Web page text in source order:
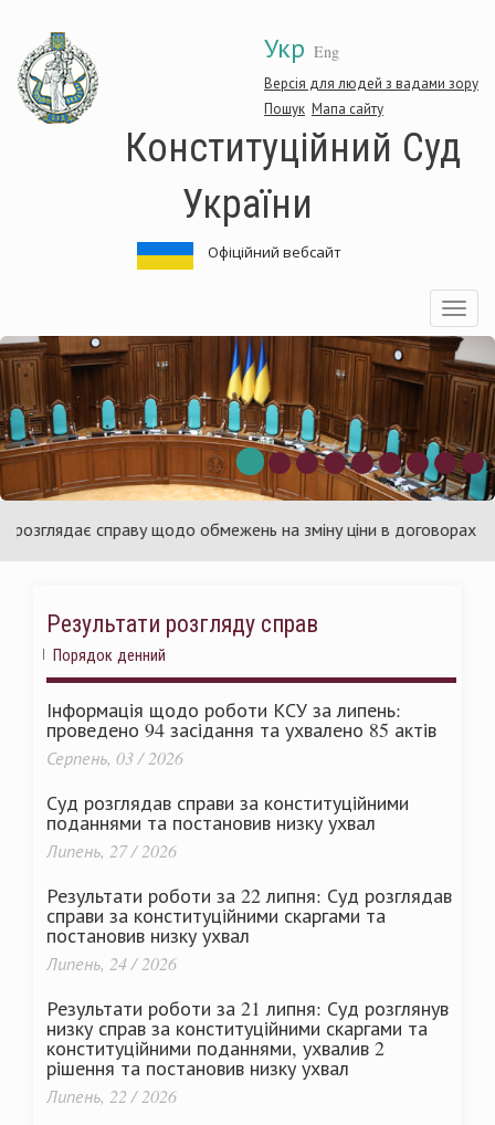
основного
матеріалу
Укр Eng
Версія для людей з вадами зору
Пошук Мапа сайту
Конституційний Суд
України
Офіційний вебсайт
Toggle
справу щодо обмежень на зміну ціни в договорах про
Результати розгляду справ
Порядок денний
Інформація щодо роботи КСУ за липень:
проведено 94 засідання та ухвалено 85 актів
Серпень, 03 / 2026
Суд розглядав справи за конституційними
поданнями та постановив низку ухвал
Липень, 27 / 2026
Результати роботи за 22 липня: Суд розглядав
справи за конституційними скаргами та
постановив низку ухвал
Липень, 24 / 2026
Результати роботи за 21 липня: Суд розглянув
низку справ за конституційними скаргами та
конституційними поданнями, ухвалив 2
рішення та постановив низку ухвал
Липень, 22 / 2026